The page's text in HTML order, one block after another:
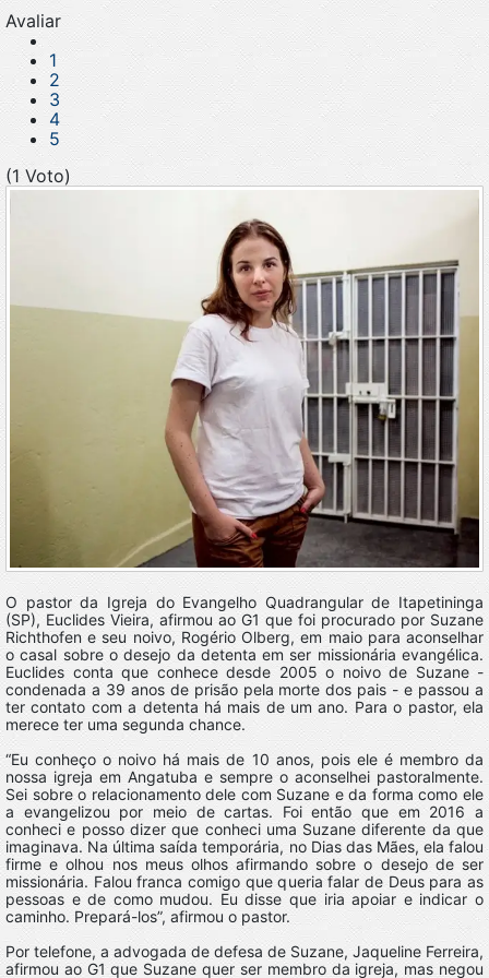
Avaliar
1
2
3
4
5
(1 Voto)
O pastor da Igreja do Evangelho Quadrangular de Itapetininga
(SP), Euclides Vieira, afirmou ao G1 que foi procurado por Suzane
Richthofen e seu noivo, Rogério Olberg, em maio para aconselhar
o casal sobre o desejo da detenta em ser missionária evangélica.
Euclides conta que conhece desde 2005 o noivo de Suzane -
condenada a 39 anos de prisão pela morte dos pais - e passou a
ter contato com a detenta há mais de um ano. Para o pastor, ela
merece ter uma segunda chance.
“Eu conheço o noivo há mais de 10 anos, pois ele é membro da
nossa igreja em Angatuba e sempre o aconselhei pastoralmente.
Sei sobre o relacionamento dele com Suzane e da forma como ele
a evangelizou por meio de cartas. Foi então que em 2016 a
conheci e posso dizer que conheci uma Suzane diferente da que
imaginava. Na última saída temporária, no Dias das Mães, ela falou
firme e olhou nos meus olhos afirmando sobre o desejo de ser
missionária. Falou franca comigo que queria falar de Deus para as
pessoas e de como mudou. Eu disse que iria apoiar e indicar o
caminho. Prepará-los”, afirmou o pastor.
Por telefone, a advogada de defesa de Suzane, Jaqueline Ferreira,
afirmou ao G1 que Suzane quer ser membro da igreja, mas negou